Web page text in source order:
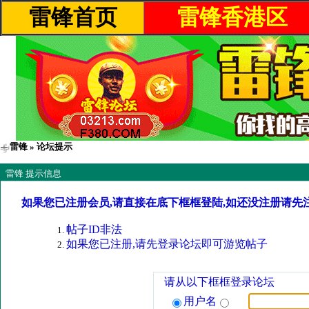
雷锋首页 雷锋香港区
雷锋 » 论坛提示
雷锋 提示信息
如果您已注册会员,请直接在底下框框登陆,如还没注册请先
帖子ID非法
如果您已注册,请先登录论坛即可游览帖子
请从以下框框登录论坛
用户名